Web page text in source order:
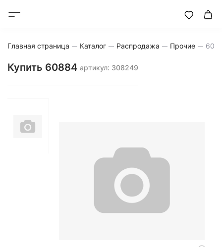
Главная страница Каталог Распродажа Прочие
Купить 60884 артикул: 308249